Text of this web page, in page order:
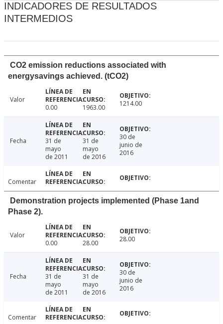
INDICADORES DE RESULTADOS
INTERMEDIOS
CO2 emission reductions associated with
energysavings achieved. (tCO2)
Valor
0.00
1963.00 1214.00
Fecha
31 de
mayo
de 2011
31 de
mayo
de 2016
30 de
junio de
2016
Comentar
Demonstration projects implemented (Phase 1and
Phase 2).
Valor
0.00
28.00 28.00
Fecha
31 de
mayo
de 2011
31 de
mayo
de 2016
30 de
junio de
2016
Comentar